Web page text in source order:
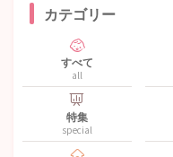
カテゴリー
すべて
all
特集
special